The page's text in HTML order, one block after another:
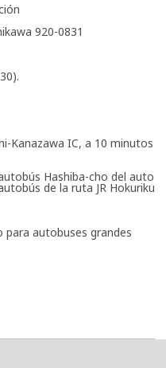
920-0831
Kanazawa IC, a 10 minutos
Hashiba-cho del auto
de la ruta JR Hokuriku
autobuses grandes